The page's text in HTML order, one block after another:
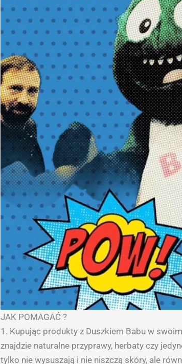
JAK POMAGAĆ ?
1. Kupując produkty z Duszkiem Babu w
znajdzie naturalne przyprawy, herbaty czy
tylko nie wysuszają i nie niszczą skóry, ale